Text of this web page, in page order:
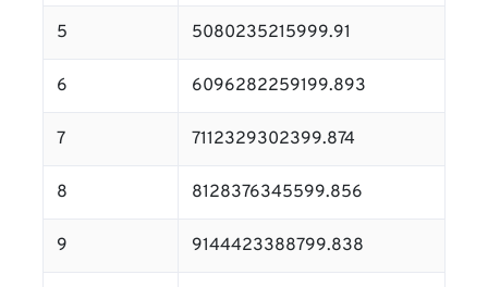
5 5080235215999.91
6 6096282259199.893
7 7112329302399.874
8 8128376345599.856
9 9144423388799.838